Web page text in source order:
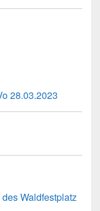
28.03.2023
Waldfestplatz